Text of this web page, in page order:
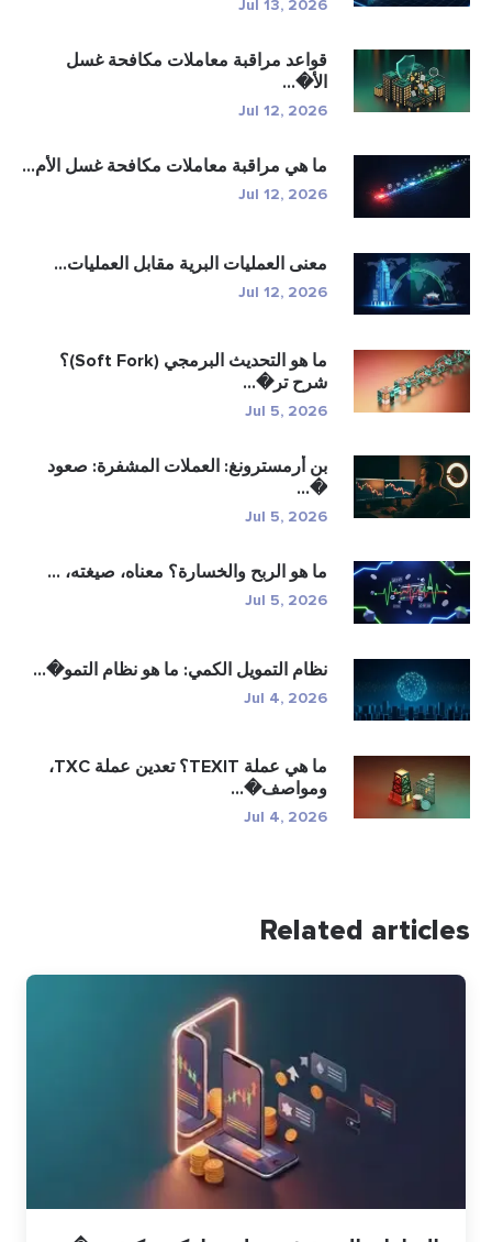
Jul 13, 2026
قواعد مراقبة معاملات مكافحة غسل
الأ�...
Jul 12, 2026
ما هي مراقبة معاملات مكافحة غسل الأم...
Jul 12, 2026
معنى العمليات البرية مقابل العمليات...
Jul 12, 2026
ما هو التحديث البرمجي (Soft Fork)؟
شرح تر�...
Jul 5, 2026
بن أرمسترونغ: العملات المشفرة: صعود
�...
Jul 5, 2026
ما هو الربح والخسارة؟ معناه، صيغته، ...
Jul 5, 2026
نظام التمويل الكمي: ما هو نظام التمو�...
Jul 4, 2026
ما هي عملة TEXIT؟ تعدين عملة TXC،
ومواصف�...
Jul 4, 2026
Related articles